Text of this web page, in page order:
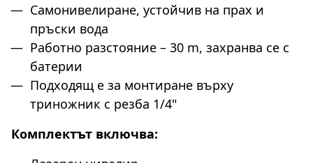
Самонивелиране, устойчив на прах и
пръски вода
Работно разстояние – 30 m, захранва се с
батерии
Подходящ е за монтиране върху
триножник с резба 1/4"
Комплектът включва: